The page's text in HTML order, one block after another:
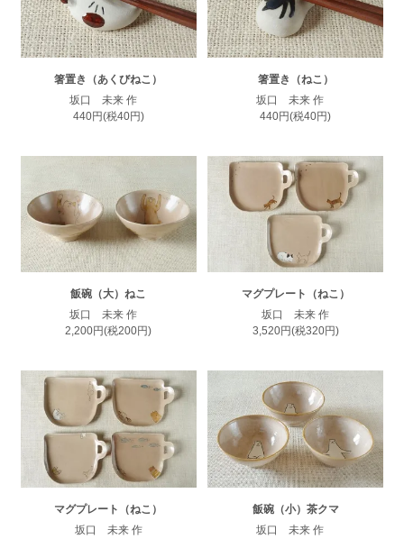
箸置き（あくびねこ）
坂口 未来 作
440円(税40円)
箸置き（ねこ）
坂口 未来 作
440円(税40円)
飯碗（大）ねこ
坂口 未来 作
2,200円(税200円)
マグプレート（ねこ）
坂口 未来 作
3,520円(税320円)
マグプレート（ねこ）
坂口 未来 作
飯碗（小）茶クマ
坂口 未来 作